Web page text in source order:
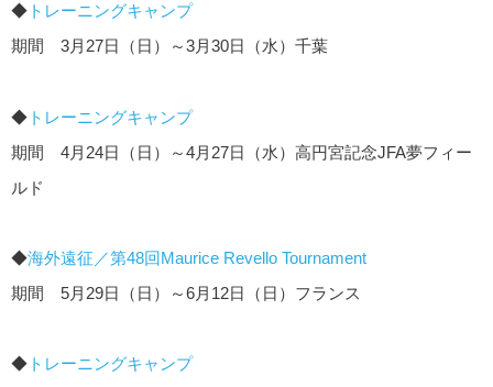
◆ トレーニングキャンプ
期間 3月27日（日）～3月30日（水）千葉
◆ トレーニングキャンプ
期間 4月24日（日）～4月27日（水）高円宮記念JFA夢フィー
ルド
◆海外遠征／第48回Maurice Revello Tournament
期間 5月29日（日）～6月12日（日）フランス
◆ トレーニングキャンプ